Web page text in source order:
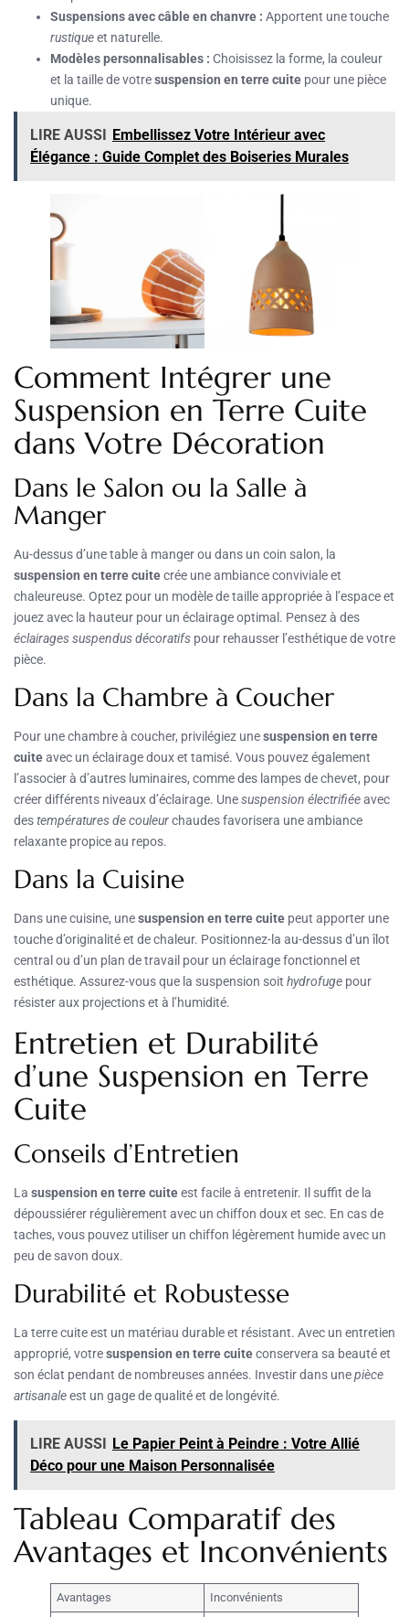
Suspensions avec câble en chanvre : Apportent une touche
rustiqueet naturelle.
Modèles personnalisables : Choisissez la forme, la couleur
et la taille de votresuspension en terre cuite pour une pièce
unique.
LIRE AUSSI
Embellissez Votre Intérieur avec
Élégance : Guide Complet des Boiseries Murales
Comment Intégrer une
Suspension en Terre Cuite
dans Votre Décoration
Dans le Salon ou la Salle à
Manger
Au-dessus d’une table à manger ou dans un coin salon, la
suspension en terre cuitecrée une ambiance conviviale et
chaleureuse. Optez pour un modèle de taille appropriée à l’espace et
jouez avec la hauteur pour un éclairage optimal. Pensez à des
éclairages suspendus décoratifs pour rehausser l’esthétique de votre
pièce.
Dans la Chambre à Coucher
Pour une chambre à coucher, privilégiez unesuspension en terre
cuiteavec un éclairage doux et tamisé. Vous pouvez également
l’associer à d’autres luminaires, comme des lampes de chevet, pour
créer différents niveaux d’éclairage. Unesuspension électrifiéeavec
destempératures de couleurchaudes favorisera une ambiance
relaxante propice au repos.
Dans la Cuisine
Dans une cuisine, unesuspension en terre cuite peut apporter une
touche d’originalité et de chaleur. Positionnez-la au-dessus d’un îlot
central ou d’un plan de travail pour un éclairage fonctionnel et
esthétique. Assurez-vous que la suspension soit hydrofuge pour
résister aux projections et à l’humidité.
Entretien et Durabilité
d’une Suspension en Terre
Cuite
Conseils d’Entretien
La suspension en terre cuiteest facile à entretenir. Il suffit de la
dépoussiérer régulièrement avec un chiffon doux et sec. En cas de
taches, vous pouvez utiliser un chiffon légèrement humide avec un
peu de savon doux.
Durabilité et Robustesse
La terre cuite est un matériau durable et résistant. Avec un entretien
approprié, votresuspension en terre cuiteconservera sa beauté et
son éclat pendant de nombreuses années. Investir dans unepièce
artisanaleest un gage de qualité et de longévité.
LIRE AUSSI
Le Papier Peint à Peindre : Votre Allié
Déco pour une Maison Personnalisée
Tableau Comparatif des
Avantages et Inconvénients
Avantages Inconvénients